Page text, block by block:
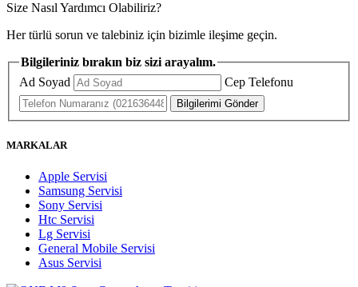
Size Nasıl Yardımcı Olabiliriz?
Her türlü sorun ve talebiniz için bizimle ileşime geçin.
Bilgileriniz bırakın biz sizi arayalım.
Ad Soyad
Cep Telefonu
Bilgilerimi Gönder
MARKALAR
Apple Servisi
Samsung Servisi
Sony Servisi
Htc Servisi
Lg Servisi
General Mobile Servisi
Asus Servisi